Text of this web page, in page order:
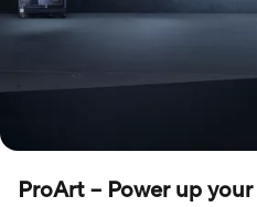
ProArt – Power up